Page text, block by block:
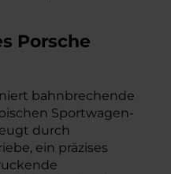
Porsche
bahnbrechende
Sportwagen-
durch
ein präzises